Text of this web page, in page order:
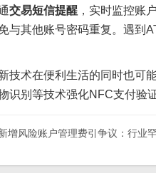
交易短信提醒 ，实时监控账
与其他账号密码重复。遇到
技术在便利生活的同时也可
识别等技术强化NFC支付验
增风险账户管理费引争议：行业